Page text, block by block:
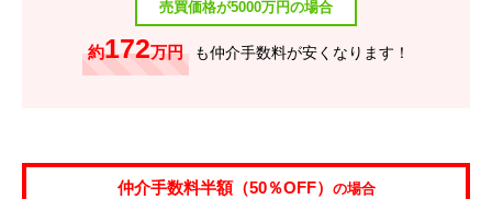
売買価格が5000万円の場合
約172万円 も仲介手数料が安くなります！
仲介手数料半額（50％OFF） の場合